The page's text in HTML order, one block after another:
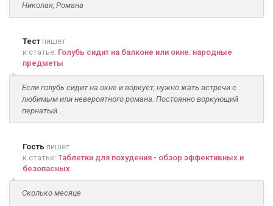
Николая, Романа
Тест пишет
к статье: Голубь сидит на балконе или окне: народные
предметы
Если голубь сидит на окне и воркует, нужно жать встречи с
любимым или невероятного романа. Постоянно воркующий
пернатый...
Гость пишет
к статье: Таблетки для похудения - обзор эффективных и
безопасных
Сколько месяце